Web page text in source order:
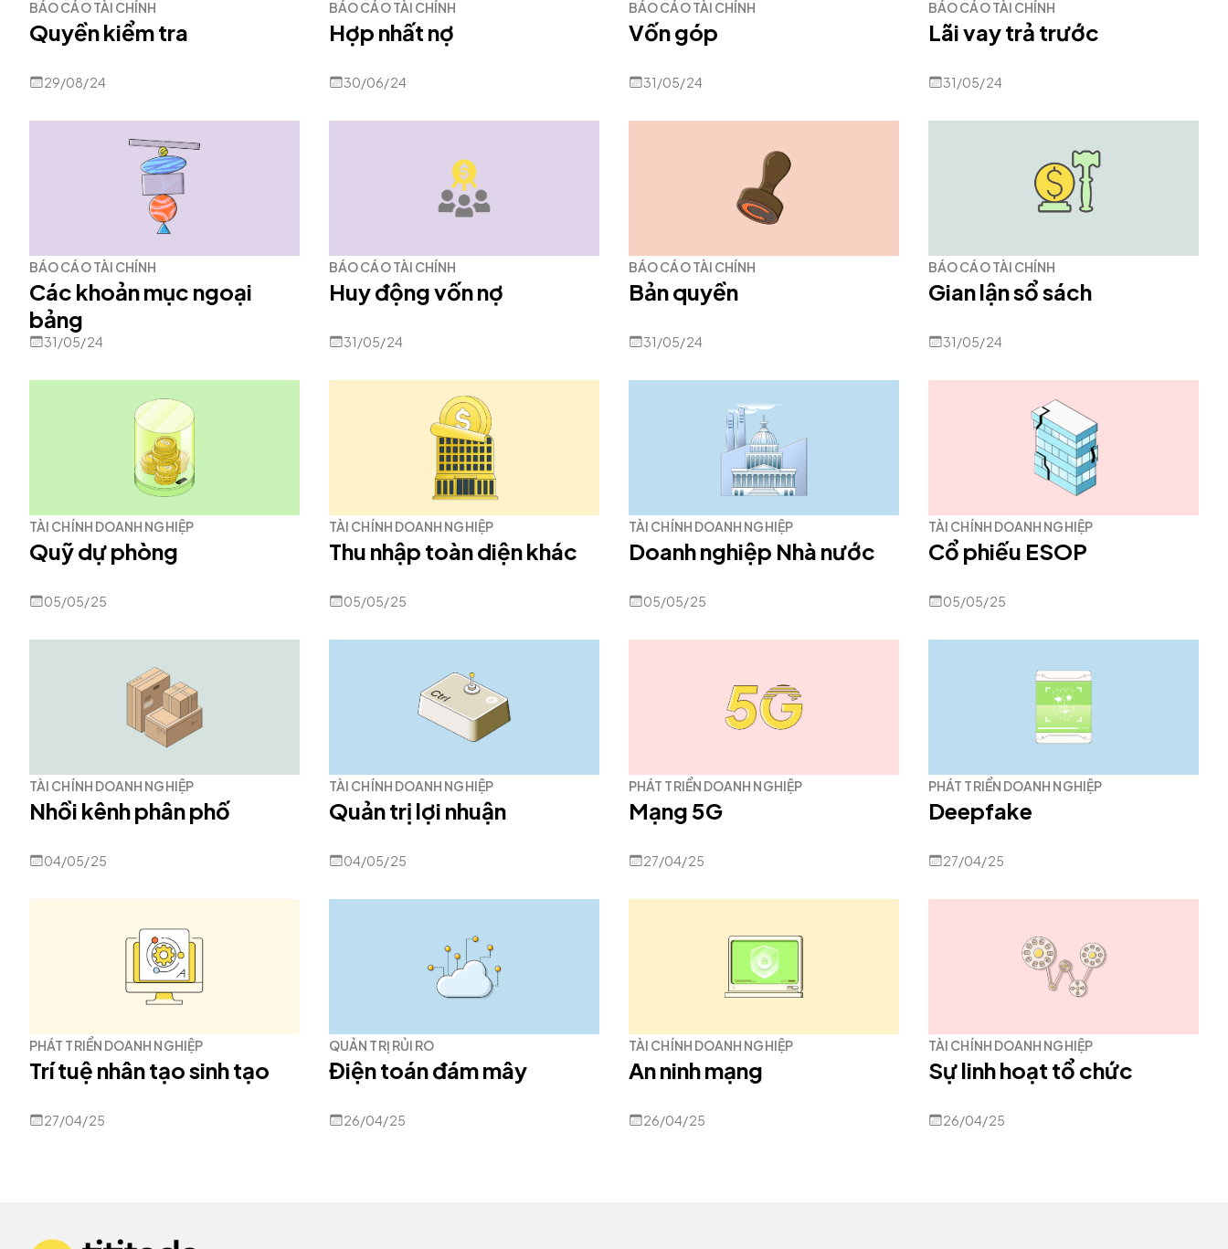
BÁO CÁO TÀI CHÍNH
Quyền kiểm tra
29/08/24
BÁO CÁO TÀI CHÍNH
Hợp nhất nợ
30/06/24
BÁO CÁO TÀI CHÍNH
Vốn góp
31/05/24
BÁO CÁO TÀI CHÍNH
Lãi vay trả trước
31/05/24
BÁO CÁO TÀI CHÍNH
Các khoản mục ngoại
bảng
31/05/24
BÁO CÁO TÀI CHÍNH
Huy động vốn nợ
31/05/24
BÁO CÁO TÀI CHÍNH
Bản quyền
31/05/24
BÁO CÁO TÀI CHÍNH
Gian lận sổ sách
31/05/24
TÀI CHÍNH DOANH NGHIỆP
Quỹ dự phòng
05/05/25
TÀI CHÍNH DOANH NGHIỆP
Thu nhập toàn diện khác
05/05/25
TÀI CHÍNH DOANH NGHIỆP
Doanh nghiệp Nhà nước
05/05/25
TÀI CHÍNH DOANH NGHIỆP
Cổ phiếu ESOP
05/05/25
TÀI CHÍNH DOANH NGHIỆP
Nhồi kênh phân phố
04/05/25
TÀI CHÍNH DOANH NGHIỆP
Quản trị lợi nhuận
04/05/25
PHÁT TRIỂN DOANH NGHIỆP
Mạng 5G
27/04/25
PHÁT TRIỂN DOANH NGHIỆP
Deepfake
27/04/25
PHÁT TRIỂN DOANH NGHIỆP
Trí tuệ nhân tạo sinh tạo
27/04/25
QUẢN TRỊ RỦI RO
Điện toán đám mây
26/04/25
TÀI CHÍNH DOANH NGHIỆP
An ninh mạng
26/04/25
TÀI CHÍNH DOANH NGHIỆP
Sự linh hoạt tổ chức
26/04/25